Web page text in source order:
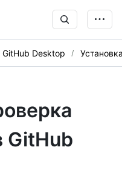
GitHub Desktop
GitHub